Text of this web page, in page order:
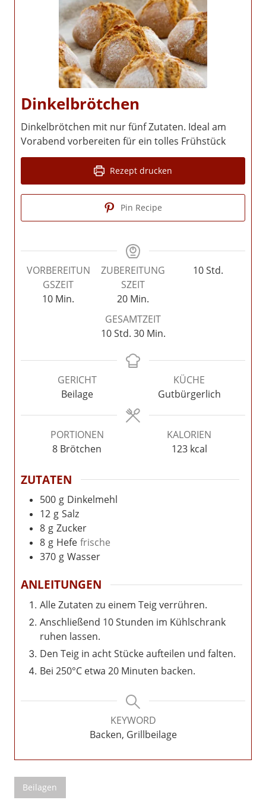
Dinkelbrötchen
Dinkelbrötchen mit nur fünf Zutaten. Ideal am
Vorabend vorbereiten für ein tolles Frühstück
Rezept drucken
Pin Recipe
VORBEREITUN
GSZEIT
10Minuten
Min.
ZUBEREITUNG
SZEIT
20Minuten
Min.
10Stunden
Std.
GESAMTZEIT
10Stunden
Std. 30Minuten
Min.
GERICHT
Beilage
KÜCHE
Gutbürgerlich
PORTIONEN
8 Brötchen
KALORIEN
123 kcal
ZUTATEN
500 g Dinkelmehl
12 g Salz
8 g Zucker
8 g Hefe frische
370 g Wasser
ANLEITUNGEN
Alle Zutaten zu einem Teig verrühren.
Anschließend 10 Stunden im Kühlschrank
ruhen lassen.
Den Teig in acht Stücke aufteilen und falten.
Bei 250°C etwa 20 Minuten backen.
KEYWORD
Backen, Grillbeilage
Beilagen